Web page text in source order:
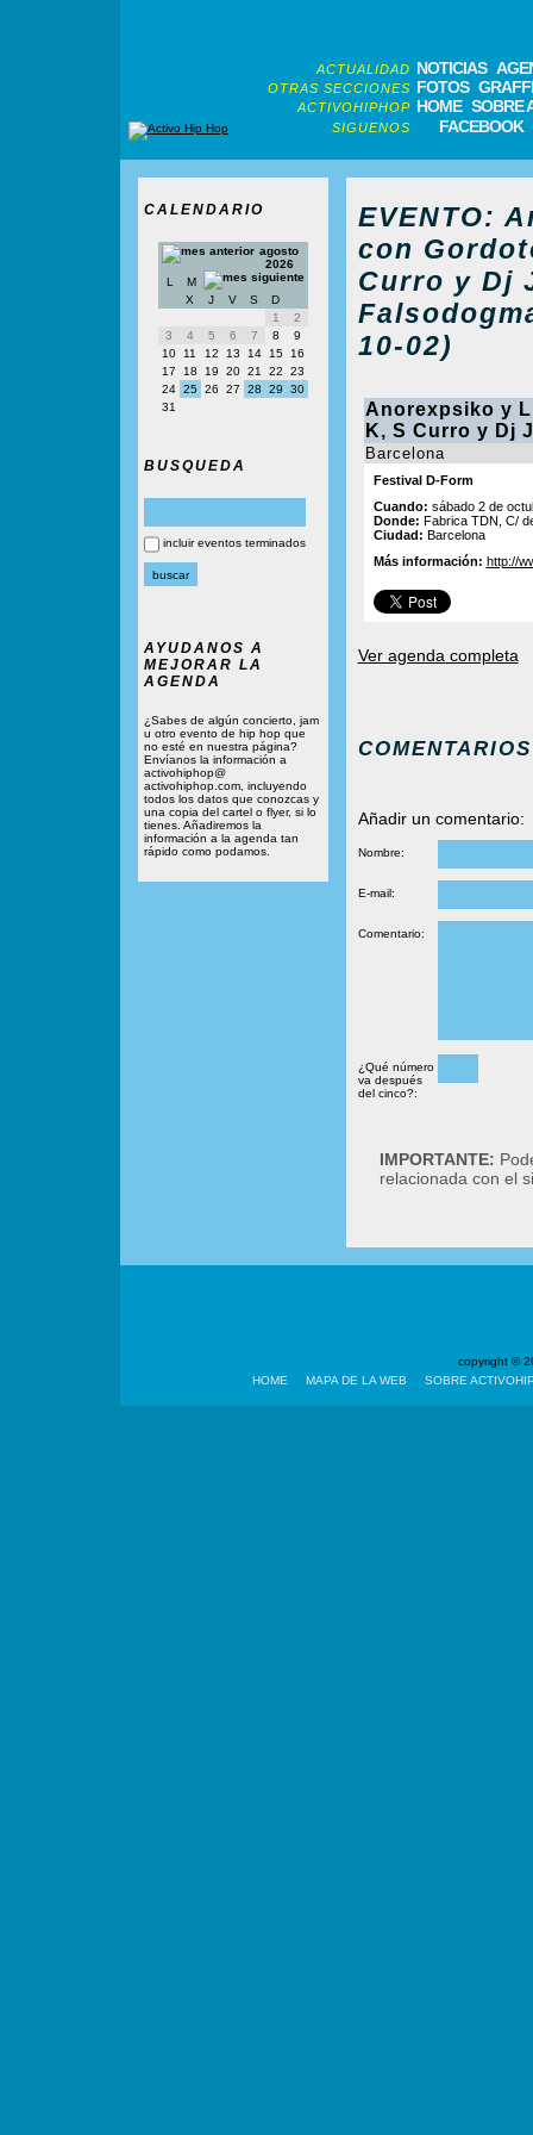
ACTUALIDAD NOTICIAS
OTRAS SECCIONES FOTOS
ACTIVOHIPHOP HOME SOBRE
SIGUENOS FACEBOOK
CALENDARIO
agosto
2026
L
M
X
J V S
D
1
2
3
4 5 6 7 8
9
10
11 12 13 14 15
16
17
18 19 20 21 22
23
24 25 26 27 28 29
30
31
BUSQUEDA
incluir eventos terminados
AYUDANOS A
MEJORAR LA
AGENDA
¿Sabes de algún concierto, jam
u otro evento de hip hop que
no esté en nuestra página?
Envíanos la información a
activohiphop@
activohiphop.com, incluyendo
todos los datos que conozcas y
una copia del cartel o flyer, si lo
tienes. Añadiremos la
información a la agenda tan
rápido como podamos.
EVENTO:
con
Curro y Dj
10-02)
Anorexpsiko y
K, S Curro y Dj
Barcelona
Festival D-Form
Cuando: sábado 2 de
Donde: Fabrica TDN, C/
Ciudad: Barcelona
Más información: http://
Ver agenda completa
COMENTARIOS
Añadir un comentario:
Nombre:
E-mail:
Comentario:
¿Qué número
va después
del cinco?:
IMPORTANTE:
relacionada con el
copyright ©
HOME
MAPA DE LA WEB SOBRE